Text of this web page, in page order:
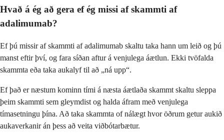
Hvað á ég að gera ef ég missi af skammti af
adalimumab?
Ef þú missir af skammti af adalimumab skaltu taka hann um leið og þú
manst eftir því, og fara síðan aftur á venjulega áætlun. Ekki tvöfalda
skammta eða taka aukalyf til að „ná upp“.
Ef það er næstum kominn tími á næsta áætlaða skammt skaltu sleppa
þeim skammti sem gleymdist og halda áfram með venjulega
tímasetningu þína. Að taka skammta of nálægt hvor öðrum getur aukið
aukaverkanir án þess að veita viðbótarbætur.